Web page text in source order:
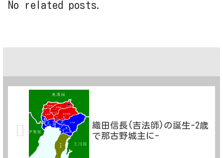
No related posts.
織田信長(吉法師)の誕生-2歳
で那古野城主に-